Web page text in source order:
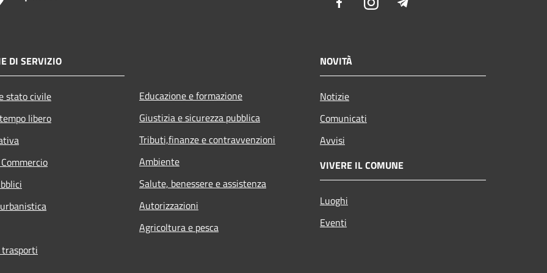
DI SERVIZIO
stato civile
libero
Educazione e formazione
Giustizia e sicurezza pubblica
Tributi,finanze e contravvenzioni
Ambiente
Salute, benessere e assistenza
Autorizzazioni
Agricoltura e pesca
NOVITÀ
Notizie
Comunicati
Avvisi
VIVERE IL COMUNE
Luoghi
Eventi